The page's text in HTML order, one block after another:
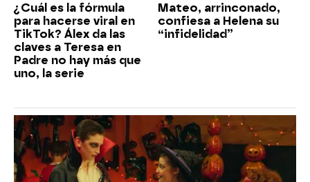
¿Cuál es la fórmula
para hacerse viral en
TikTok? Álex da las
claves a Teresa en
Padre no hay más que
uno, la serie
Mateo, arrinconado,
confiesa a Helena su
“infidelidad”